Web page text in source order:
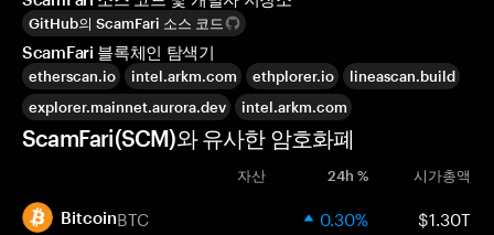
GitHub의 ScamFari 소스 코드
ScamFari 블록체인 탐색기
etherscan.io intel.arkm.com ethplorer.io
lineascan.build
explorer.mainnet.aurora.dev
intel.arkm.com
ScamFari(SCM)와 유사한 암호화폐
자산 24h % 시가총액
BitcoinBTC 0.30% $1.30T